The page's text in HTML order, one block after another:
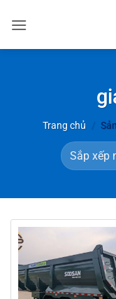
qua
Trang chủ /